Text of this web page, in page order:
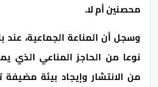
محصنين أم لا.
وسجل أن المناعة الجماعية، عند
نوعا من الحاجز المناعي الذي
من الانتشار وإيجاد بيئة